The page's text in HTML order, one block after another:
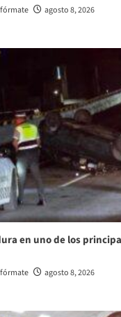
agosto 8, 2026
en uno de los
agosto 8, 2026